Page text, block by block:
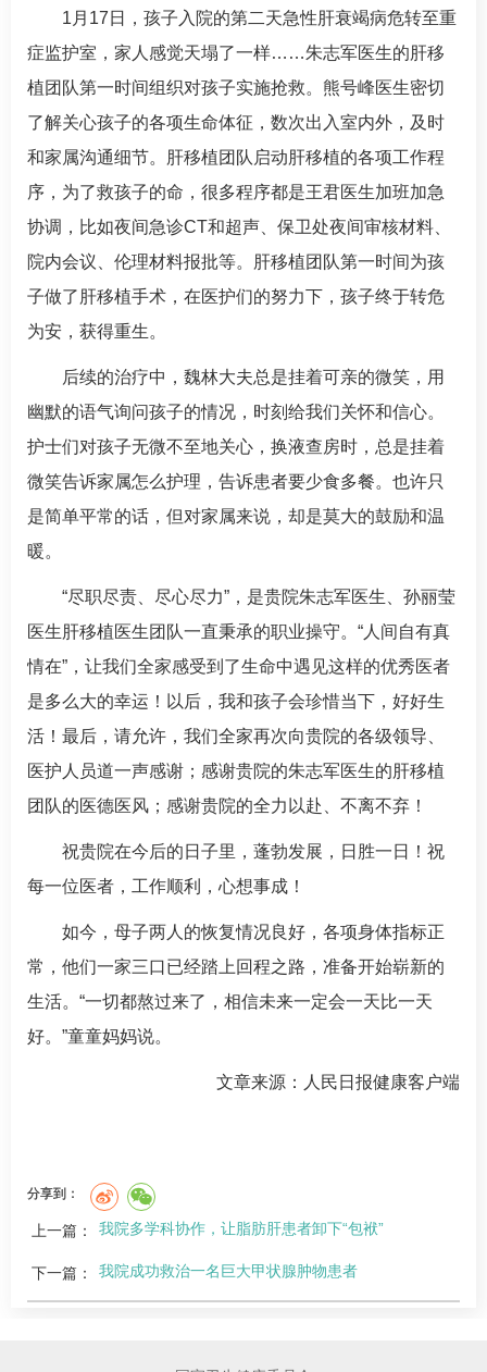
1月17日，孩子入院的第二天急性肝衰竭病危转至重
症监护室，家人感觉天塌了一样……朱志军医生的肝移
植团队第一时间组织对孩子实施抢救。 熊号峰医生密切
了解关心孩子的各项生命体征，数次出入室内外，及时
和家属沟通细节。肝移植团队启动肝移植的各项工作程
序，为了救孩子的命，很多程序都是王君医生加班加急
协调，比如夜间急诊CT和超声、保卫处夜间审核材料、
院内会议、伦理材料报批等。肝移植团队第一时间为孩
子做了肝移植手术，在医护们的努力下，孩子终于转危
为安，获得重生。
后续的治疗中， 魏林大夫总是挂着可亲的微笑，用
幽默的语气询问孩子的情况，时刻给我们关怀和信心。
护士们对孩子无微不至地关心，换液查房时，总是挂着
微笑告诉家属怎么护理，告诉患者要少食多餐。也许只
是简单平常的话，但对家属来说，却是莫大的鼓励和温
暖。
“尽职尽责、尽心尽力”，是贵院朱志军医生、 孙丽莹
医生肝移植医生团队一直秉承的职业操守。“人间自有真
情在”，让我们全家感受到了生命中遇见这样的优秀医者
是多么大的幸运！以后，我和孩子会珍惜当下，好好生
活！最后，请允许，我们全家再次向贵院的各级领导、
医护人员道一声感谢；感谢贵院的朱志军医生的肝移植
团队的医德医风；感谢贵院的全力以赴、不离不弃！
祝贵院在今后的日子里，蓬勃发展，日胜一日！祝
每一位医者，工作顺利，心想事成！
如今，母子两人的恢复情况良好，各项身体指标正
常，他们一家三口已经踏上回程之路，准备开始崭新的
生活。“一切都熬过来了，相信未来一定会一天比一天
好。”童童妈妈说。
文章来源：人民日报健康客户端
分享到：
上一篇： 我院多学科协作，让脂肪肝患者卸下“包袱”
下一篇： 我院成功救治一名巨大甲状腺肿物患者